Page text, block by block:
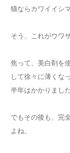
猫ならカワイイシ
そう、これがウワ
焦って、美白剤を
して徐々に薄くな
半年はかかりました
でもその後も、完
よね。